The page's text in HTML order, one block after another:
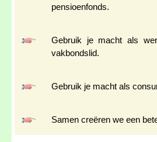
pensioenfonds.
Gebruik je macht als
vakbondslid.
Gebruik je macht als
Samen creëren we een